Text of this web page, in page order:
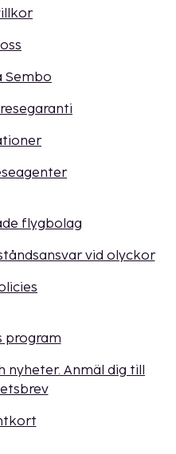
Sembo
flygbolag
vid olyckor
program
nyheter. Anmäl dig till